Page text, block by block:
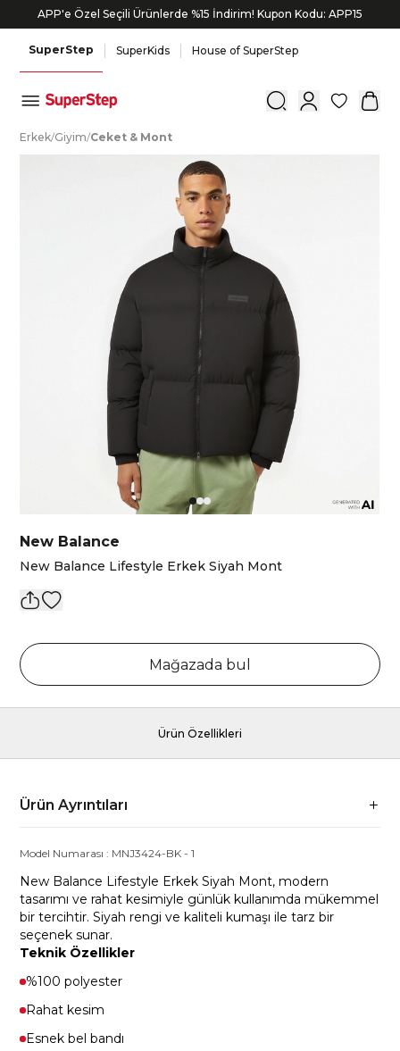
APP'e Özel Seçili Ürünlerde %15 İndirim! Kupon Kodu: APP15
SuperStep SuperKids House of SuperStep
0
Erkek/Giyim/Ceket & Mont
New Balance
New Balance Lifestyle Erkek Siyah Mont
Mağazada bul
Ürün Özellikleri
Ürün Ayrıntıları
Model Numarası : MNJ3424-BK -1
New Balance Lifestyle Erkek Siyah Mont, modern
tasarımı ve rahat kesimiyle günlük kullanımda mükemmel
bir tercihtir. Siyah rengi ve kaliteli kumaşı ile tarz bir
seçenek sunar.
Teknik Özellikler
%100 polyester
Rahat kesim
Esnek bel bandı